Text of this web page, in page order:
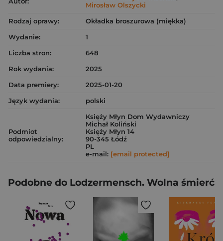
Mirosław Olszycki
Rodzaj oprawy:
Okładka broszurowa (miękka)
Wydanie:
1
Liczba stron:
648
Rok wydania:
2025
Data premiery:
2025-01-20
Język wydania:
polski
Podmiot
odpowiedzialny:
Księży Młyn Dom Wydawniczy
Michał Koliński
Księży Młyn 14
90-345 Łódź
PL
e-mail: [email protected]
Podobne do Lodzermensch. Wolna śmierć